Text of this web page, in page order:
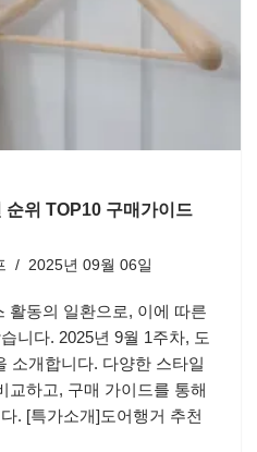
순위 TOP10 구매가이드
2025년 09월 06일
활동의 일환으로, 이에 따른
니다. 2025년 9월 1주차, 도
소개합니다. 다양한 스타일
교하고, 구매 가이드를 통해
. [특가소개]도어행거 추천